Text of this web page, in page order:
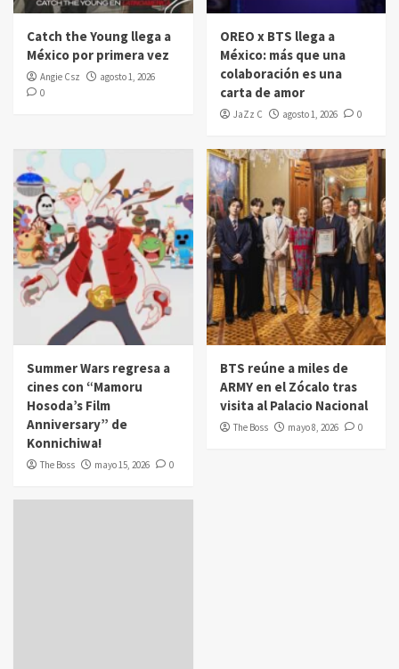
Catch the Young llega a
México por primera vez
Angie Csz
agosto 1, 2026
0
OREO x BTS llega a
México: más que una
colaboración es una
carta de amor
JaZz C agosto 1, 2026 0
Summer Wars regresa a
cines con “Mamoru
Hosoda’s Film
Anniversary” de
Konnichiwa!
The Boss mayo 15, 2026 0
BTS reúne a miles de
ARMY en el Zócalo tras
visita al Palacio Nacional
The Boss mayo 8, 2026 0